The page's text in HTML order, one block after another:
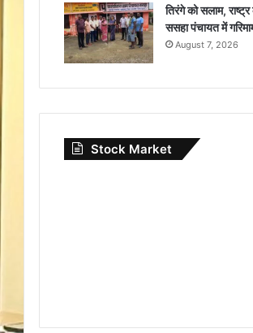
तिरंगे को सलाम,
ससहा पंचायत में
August 7, 2026
Stock Market